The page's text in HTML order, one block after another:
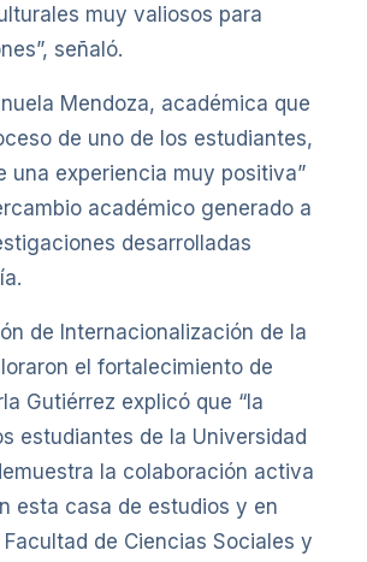
muy valiosos para
señaló.
Mendoza, académica que
de uno de los estudiantes,
una experiencia muy positiva”
académico generado a
desarrolladas
de Internacionalización de la
el fortalecimiento de
Gutiérrez explicó que “la
estudiantes de la Universidad
la colaboración activa
esta casa de estudios y en
de Ciencias Sociales y